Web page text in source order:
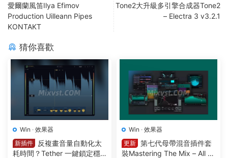
愛爾蘭風笛Ilya Efimov
Production Uilleann Pipes
KONTAKT
Tone2大升級多引擎合成器Tone2
– Electra 3 v3.2.1
猜你喜歡
Win · 效果器
新插件
反複畫音量自動化太
耗時間？Tether 一鍵鎖定穩
Win · 效果器
更新 第七代母帶混音插件套
裝Mastering The Mix – All Pl